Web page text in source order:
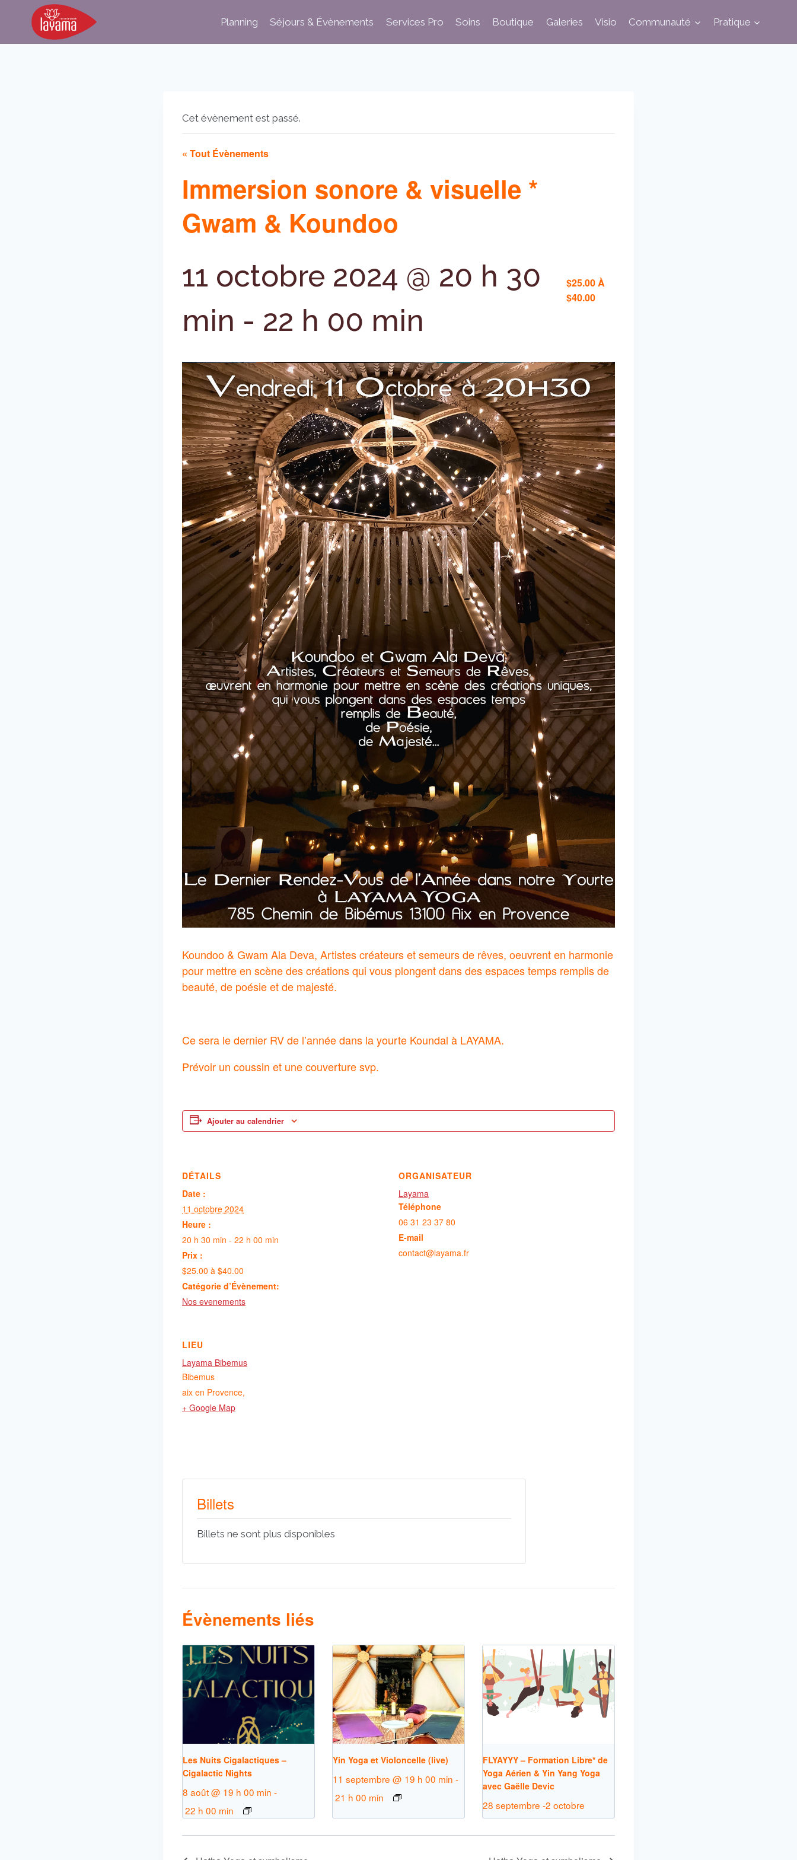
Planning Séjours & Évènements Services Pro Soins Boutique Galeries Visio Communauté Pratique
Cet évènement est passé.
« Tout Évènements
Immersion sonore & visuelle *
Gwam & Koundoo
11 octobre 2024 @ 20 h 30
min - 22 h 00 min
$25.00 À
$40.00
Koundoo & Gwam Ala Deva, Artistes créateurs et semeurs de rêves, oeuvrent en harmonie
pour mettre en scène des créations qui vous plongent dans des espaces temps remplis de
beauté, de poésie et de majesté.
Ce sera le dernier RV de l’année dans la yourte Koundal à LAYAMA.
Prévoir un coussin et une couverture svp.
Ajouter au calendrier
DÉTAILS
Date :
11 octobre 2024
Heure :
20 h 30 min - 22 h 00 min
Prix :
$25.00 à $40.00
Catégorie d’Évènement:
Nos evenements
ORGANISATEUR
Layama
Téléphone
06 31 23 37 80
E-mail
contact@layama.fr
LIEU
Layama Bibemus
Bibemus
aix en Provence,
+ Google Map
Billets
Billets ne sont plus disponibles
Évènements liés
Les Nuits Cigalactiques –
Cigalactic Nights
8 août @ 19 h 00 min -
22 h 00 min
Yin Yoga et Violoncelle (live)
11 septembre @ 19 h 00 min -
21 h 00 min
FLYAYYY – Formation Libre* de
Yoga Aérien & Yin Yang Yoga
avec Gaëlle Devic
28 septembre -2 octobre